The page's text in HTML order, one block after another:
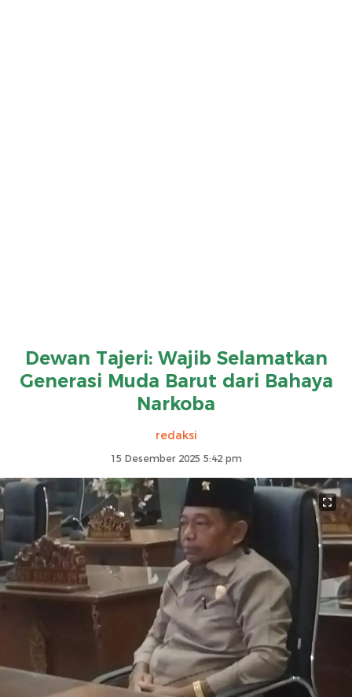
Dewan Tajeri: Wajib Selamatkan
Generasi Muda Barut dari Bahaya
Narkoba
redaksi
15 Desember 2025 5:42 pm